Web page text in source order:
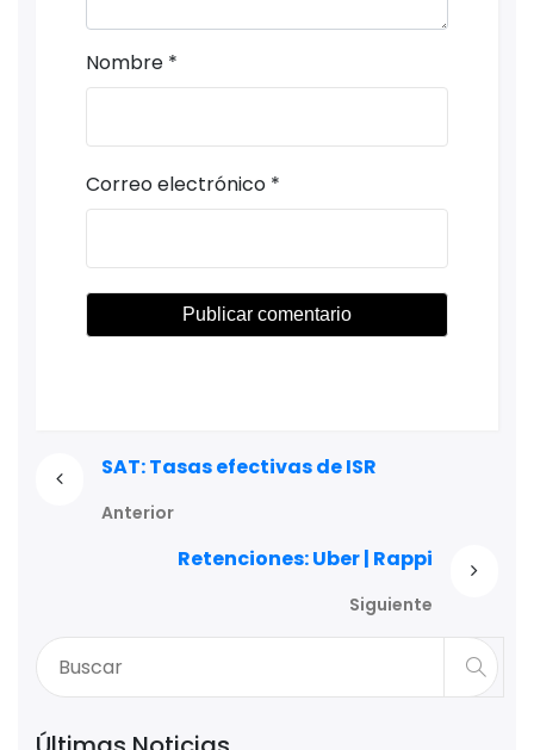
Nombre *
Correo electrónico *
SAT: Tasas efectivas de ISR
Anterior
Retenciones: Uber | Rappi
Siguiente